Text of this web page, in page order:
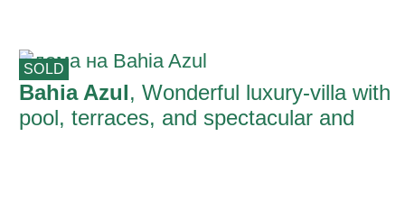
SOLD
Bahia Azul, Wonderful luxury-villa with
pool, terraces, and spectacular and